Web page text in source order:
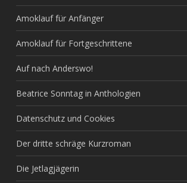
Amoklauf für Anfänger
Amoklauf für Fortgeschrittene
Auf nach Anderswo!
Beatrice Sonntag in Anthologien
Datenschutz und Cookies
Der dritte schräge Kurzroman
Die Jetlagjägerin